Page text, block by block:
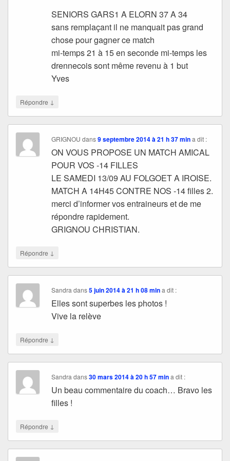
SENIORS GARS1 A ELORN 37 A 34
sans remplaçant il ne manquait pas grand
chose pour gagner ce match
mi-temps 21 à 15 en seconde mi-temps les
drennecois sont même revenu à 1 but
Yves
Répondre ↓
GRIGNOU dans9 septembre 2014 à 21 h 37 min a dit :
ON VOUS PROPOSE UN MATCH AMICAL
POUR VOS -14 FILLES
LE SAMEDI 13/09 AU FOLGOET A IROISE.
MATCH A 14H45 CONTRE NOS -14 filles 2.
merci d’informer vos entraineurs et de me
répondre rapidement.
GRIGNOU CHRISTIAN.
Répondre ↓
Sandra dans5 juin 2014 à 21 h 08 min a dit :
Elles sont superbes les photos !
Vive la relève
Répondre ↓
Sandra dans30 mars 2014 à 20 h 57 min a dit :
Un beau commentaire du coach… Bravo les
filles !
Répondre ↓